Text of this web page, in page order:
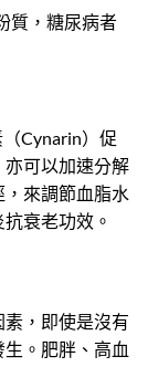
質，糖尿病者
Cynarin）促
可以加速分解
來調節血脂水
衰老功效。
，即使是沒有
。肥胖、高血